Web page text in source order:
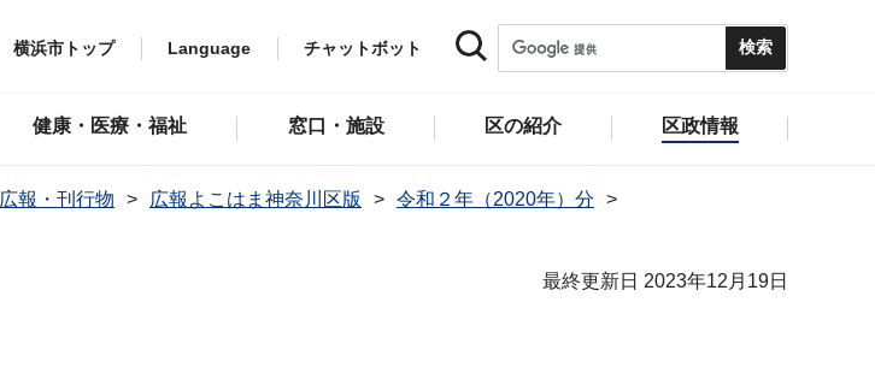
横浜市トップ Language チャットボット
健康・医療・福祉 窓口・施設 区の紹介 区政情報
広報・刊行物 広報よこはま神奈川区版
令和２年（2020年）分
最終更新日 2023年12月19日